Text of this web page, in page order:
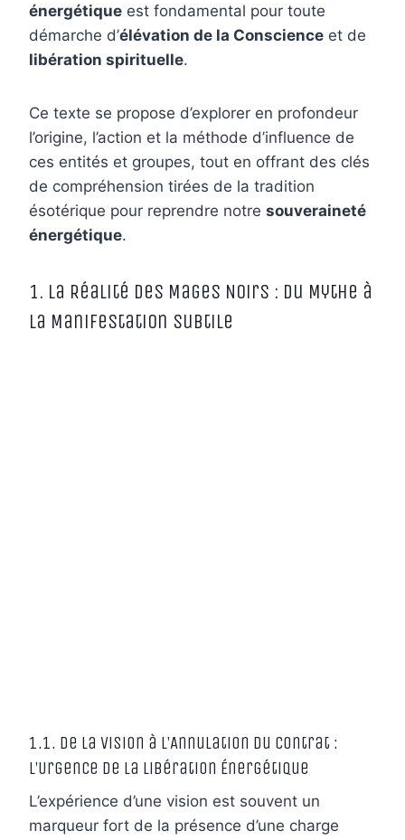
énergétique est fondamental pour toute
démarche d’élévation de la Conscience et de
libération spirituelle.
Ce texte se propose d’explorer en profondeur
l’origine, l’action et la méthode d’influence de
ces entités et groupes, tout en offrant des clés
de compréhension tirées de la tradition
ésotérique pour reprendre notre souveraineté
énergétique.
1. La Réalité des Mages Noirs : Du Mythe à
la Manifestation Subtile
1.1. De la Vision à l’Annulation du Contrat :
L’Urgence de la Libération Énergétique
L’expérience d’une vision est souvent un
marqueur fort de la présence d’une charge